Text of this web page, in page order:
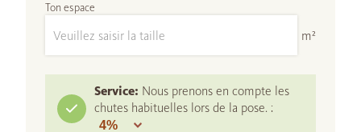
Ton espace
m²
Service: Nous prenons en compte les
chutes habituelles lors de la pose. :